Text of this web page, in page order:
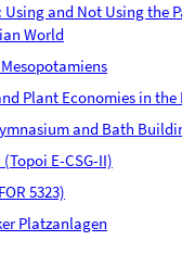
Using and Not Using the
World
Plant Economies in the
and Bath
E-CSG-II)
5323)
Platzanlagen